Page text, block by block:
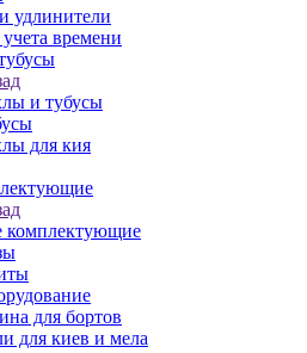
удлинители
времени
и тубусы
для кия
комплектующие
для бортов
для киев и мела